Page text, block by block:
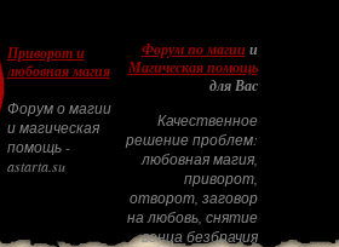
Приворот и
любовная магия
Форум о магии
и магическая
помощь -
astarta.su
Форум по магиии
Магическая помощь
для Вас
Качественное
решение проблем:
любовная магия,
приворот,
отворот, заговор
на любовь, снятие
венца безбрачия